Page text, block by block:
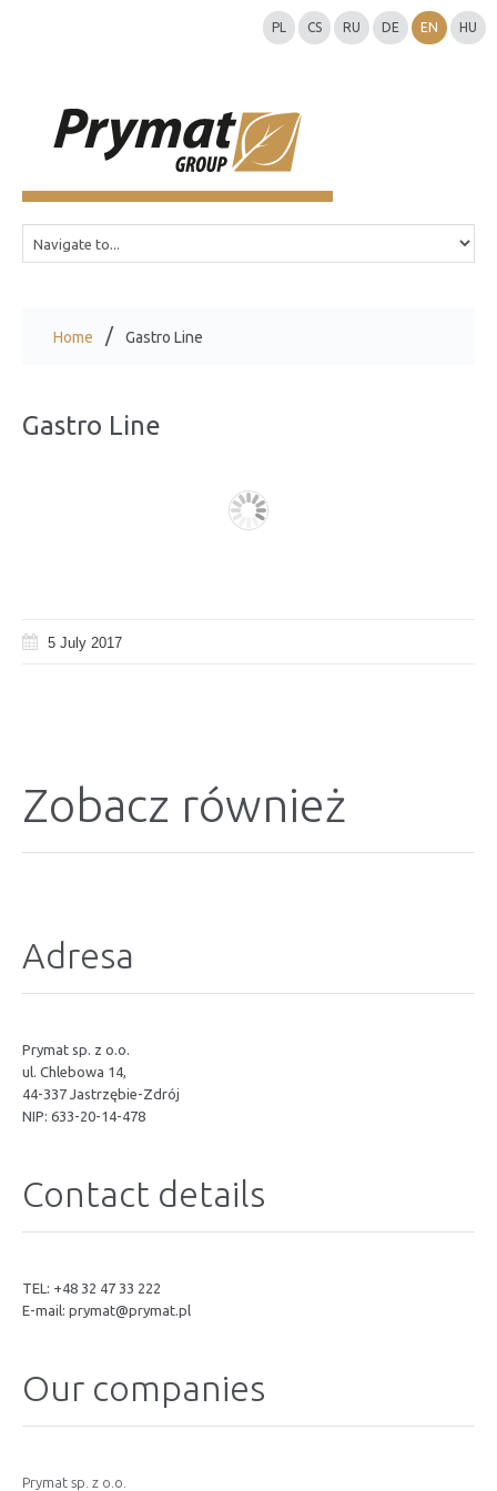
PL CS RU DE EN HU
Home Gastro Line
Gastro Line
5 July 2017
Zobacz również
Adresa
Prymat sp. z o.o.
ul. Chlebowa 14,
44-337 Jastrzębie-Zdrój
NIP: 633-20-14-478
Contact details
TEL: +48 32 47 33 222
E-mail: prymat@prymat.pl
Our companies
Prymat sp. z o.o.